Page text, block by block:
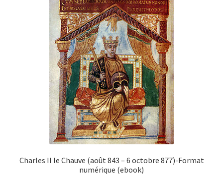
Charles II le Chauve (août 843 – 6 octobre 877)-Format
numérique (ebook)